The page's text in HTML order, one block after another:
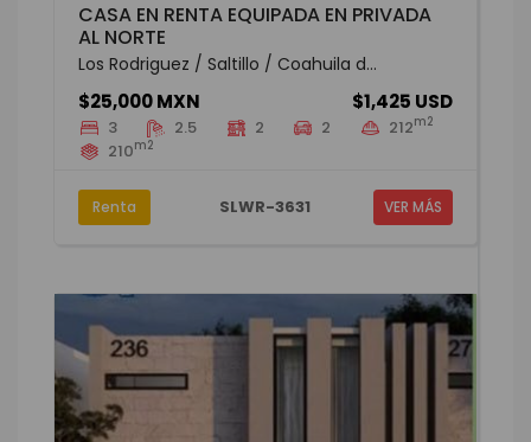
CASA EN RENTA EQUIPADA EN PRIVADA
AL NORTE
Los Rodriguez / Saltillo / Coahuila d...
$25,000 MXN $1,425 USD
3 2.5 2 2 212m2
210m2
Renta SLWR-3631 VER MÁS